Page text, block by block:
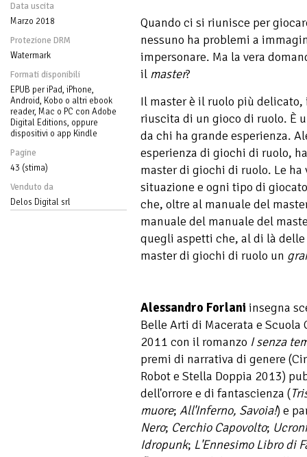
Data uscita
Marzo 2018
Protezione DRM
Watermark
Formati disponibili
EPUB per iPad, iPhone,
Android, Kobo o altri ebook
reader, Mac o PC con Adobe
Digital Editions, oppure
dispositivi o app Kindle
Pagine
43 (stima)
Venduto da
Delos Digital srl
Quando ci si riunisce per
nessuno ha problemi a
impersonare. Ma la vera
il master?
Il master è il ruolo più
riuscita di un gioco di ruolo. È
da chi ha grande esperienza.
esperienza di giochi di ruolo,
master di giochi di ruolo. Le
situazione e ogni tipo di
che, oltre al manuale del
manuale del manuale del
quegli aspetti che, al di là
master di giochi di ruolo un
Alessandro Forlani insegna
Belle Arti di Macerata e Scuola
2011 con il romanzo I senza
premi di narrativa di genere
Robot e Stella Doppia 2013)
dell'orrore e di fantascienza (
muore; All'Inferno, Savoia!) e
Nero; Cerchio Capovolto;
Idropunk; L'Ennesimo Libro di